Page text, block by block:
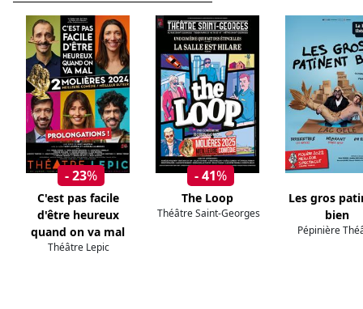
- 23%
C'est pas facile
d'être heureux
quand on va mal
Théâtre Lepic
- 41%
The Loop
Théâtre Saint-Georges
Les gros
bien
Pépinière